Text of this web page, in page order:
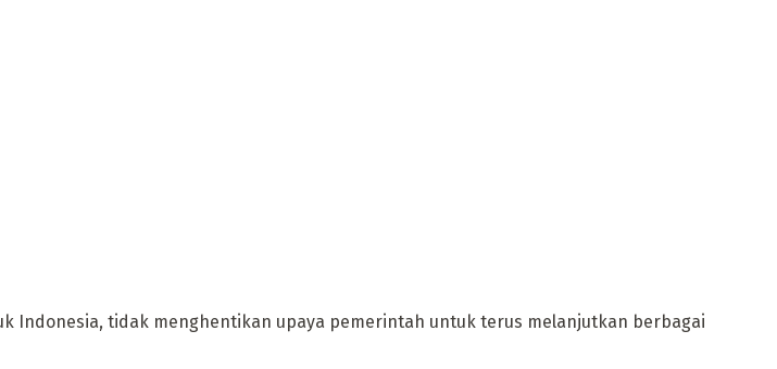
Indonesia, tidak menghentikan upaya pemerintah untuk terus melanjutkan berbagai